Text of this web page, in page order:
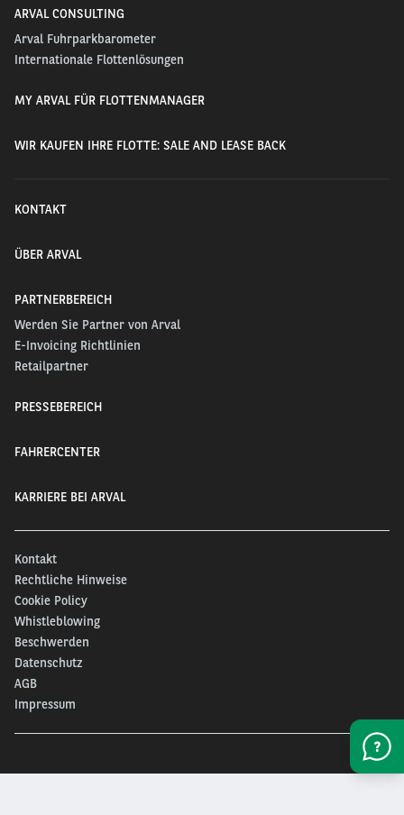
ARVAL CONSULTING
Arval Fuhrparkbarometer
Internationale Flottenlösungen
MY ARVAL FÜR FLOTTENMANAGER
WIR KAUFEN IHRE FLOTTE: SALE AND LEASE BACK
KONTAKT
ÜBER ARVAL
PARTNERBEREICH
Werden Sie Partner von Arval
E-Invoicing Richtlinien
Retailpartner
PRESSEBEREICH
FAHRERCENTER
KARRIERE BEI ARVAL
Kontakt
Rechtliche Hinweise
Cookie Policy
Whistleblowing
Beschwerden
Datenschutz
AGB
Impressum